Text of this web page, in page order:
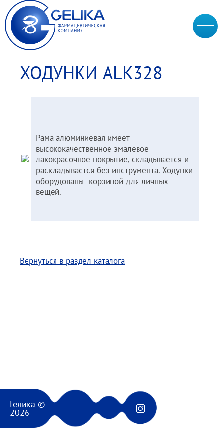
ХОДУНКИ ALK328
Рама алюминиевая имеет
высококачественное эмалевое
лакокрасочное покрытие, складывается и
раскладывается без инструмента. Ходунки
оборудованы корзиной для личных
вещей.
Вернуться в раздел каталога
Гелика ©
2026